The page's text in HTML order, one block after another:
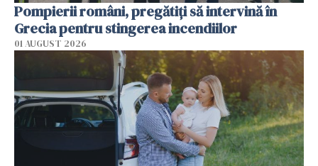
Pompierii români, pregătiţi să intervină în
Grecia pentru stingerea incendiilor
01 AUGUST 2026